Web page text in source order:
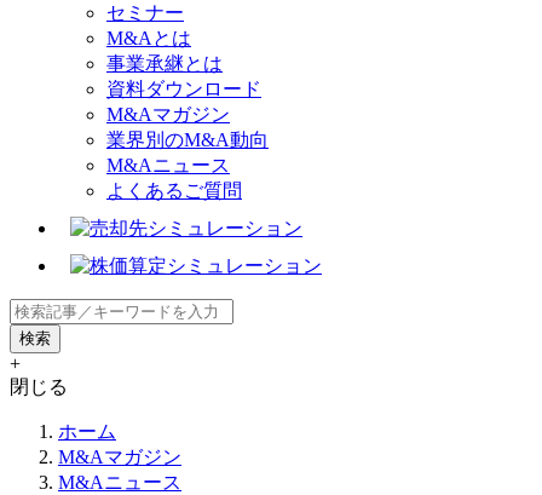
セミナー
M&Aとは
事業承継とは
資料ダウンロード
M&Aマガジン
業界別のM&A動向
M&Aニュース
よくあるご質問
+
閉じる
ホーム
M&Aマガジン
M&Aニュース